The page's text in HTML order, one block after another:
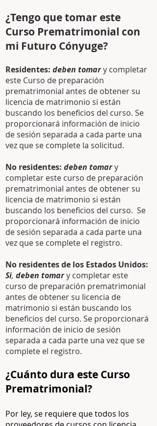
¿Tengo que tomar este
Curso Prematrimonial con
mi Futuro Cónyuge?
Residentes: deben tomary completar
este Curso de preparación
prematrimonial antes de obtener su
licencia de matrimonio si están
buscando los beneficios del curso. Se
proporcionará información de inicio
de sesión separada a cada parte una
vez que se complete la solicitud.
No residentes: deben tomary
completar este curso de preparación
prematrimonial antes de obtener su
licencia de matrimonio si están
buscando los beneficios del curso. Se
proporcionará información de inicio
de sesión separada a cada parte una
vez que se complete el registro.
No residentes de los Estados Unidos:
Si, deben tomary completar este
curso de preparación prematrimonial
antes de obtener su licencia de
matrimonio si están buscando los
beneficios del curso. Se proporcionará
información de inicio de sesión
separada a cada parte una vez que se
complete el registro.
¿Cuánto dura este Curso
Prematrimonial?
Por ley, se requiere que todos los